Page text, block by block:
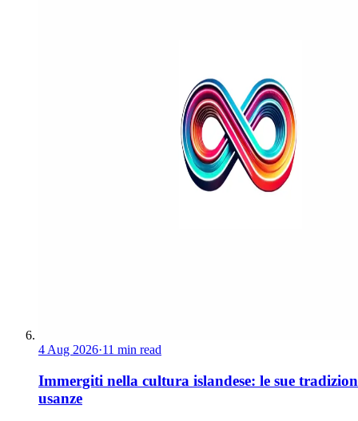
4 Aug 2026·11 min read
Immergiti nella cultura islandese: le sue
usanze